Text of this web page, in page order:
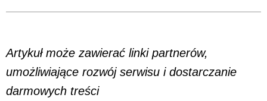
Artykuł może zawierać linki partnerów,
umożliwiające rozwój serwisu i dostarczanie
darmowych treści